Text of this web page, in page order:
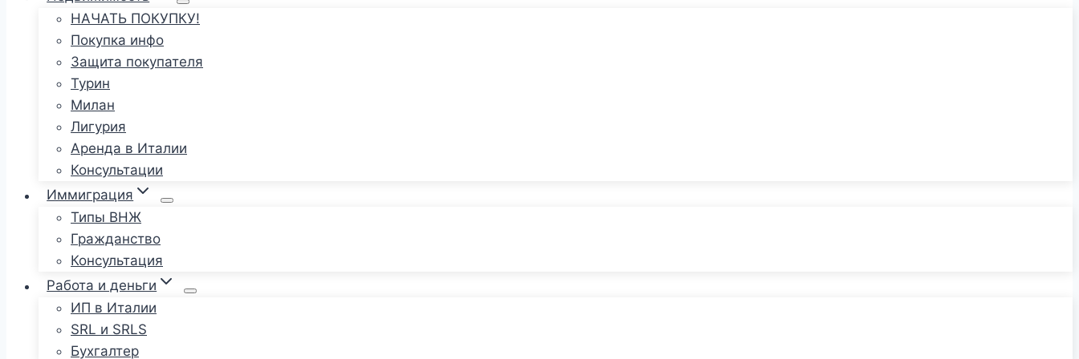
НАЧАТЬ ПОКУПКУ!
Покупка инфо
Защита покупателя
Турин
Милан
Лигурия
Аренда в Италии
Консультации
Иммиграция
Типы ВНЖ
Гражданство
Консультация
Работа и деньги
ИП в Италии
SRL и SRLS
Бухгалтер